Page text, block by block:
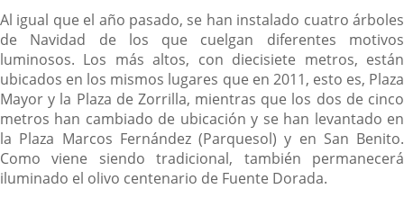
Al igual que el año pasado, se han instalado cuatro árboles
de Navidad de los que cuelgan diferentes motivos
luminosos. Los más altos, con diecisiete metros, están
ubicados en los mismos lugares que en 2011, esto es, Plaza
Mayor y la Plaza de Zorrilla, mientras que los dos de cinco
metros han cambiado de ubicación y se han levantado en
la Plaza Marcos Fernández (Parquesol) y en San Benito.
Como viene siendo tradicional, también permanecerá
iluminado el olivo centenario de Fuente Dorada.